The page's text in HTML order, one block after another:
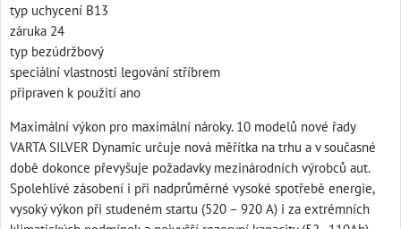
typ uchycení B13
záruka 24
typ bezúdržbový
speciální vlastnosti legování stříbrem
připraven k použití ano
Maximální výkon pro maximální nároky. 10 modelů nové řady
VARTA SILVER Dynamic určuje nová měřítka na trhu a v současné
době dokonce převyšuje požadavky mezinárodních výrobců aut.
Spolehlivé zásobení i při nadprůměrné vysoké spotřebě energie,
vysoký výkon při studeném startu (520 – 920 A) i za extrémních